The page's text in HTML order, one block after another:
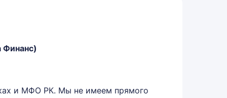
Финанс)
и МФО РК. Мы не имеем прямого